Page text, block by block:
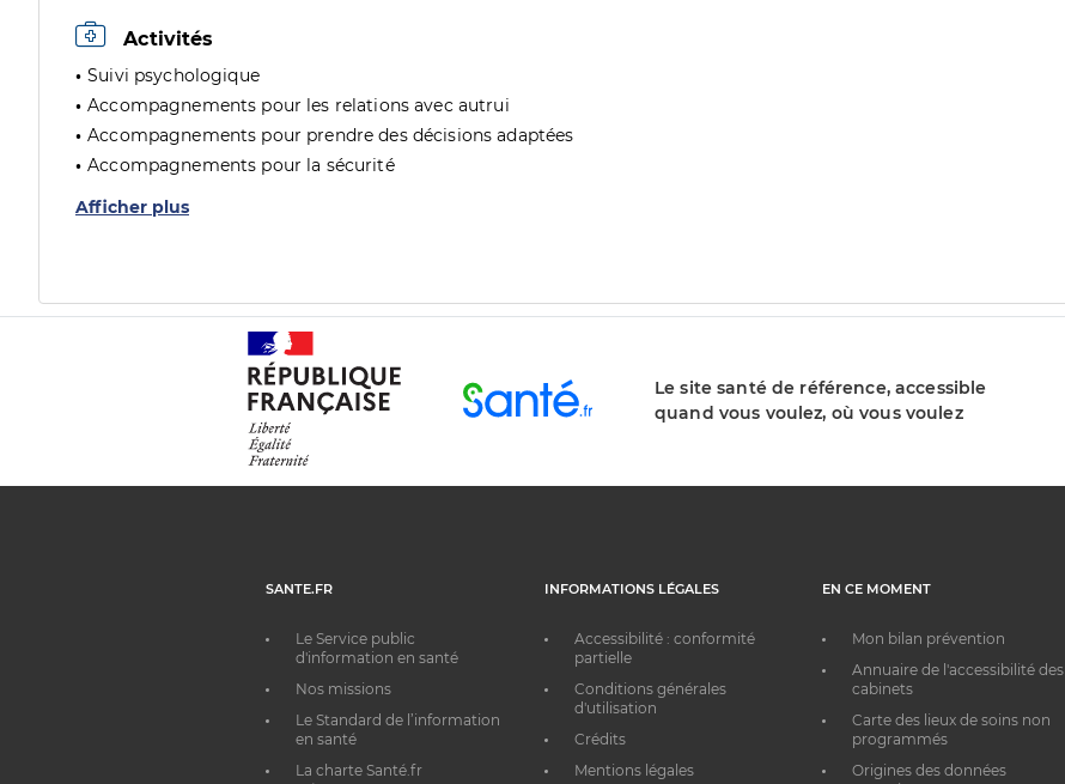
Activités
Suivi psychologique
Accompagnements pour les relations avec autrui
Accompagnements pour prendre des décisions adaptées
Accompagnements pour la sécurité
Afficher plus
Le site santé de référence, accessible
quand vous voulez, où vous voulez
SANTE.FR
Le Service public
d'information en santé
Nos missions
Le Standard de l’information
en santé
La charte Santé.fr
INFORMATIONS LÉGALES
Accessibilité : conformité
partielle
Conditions générales
d'utilisation
Crédits
Mentions légales
EN CE MOMENT
Mon bilan prévention
Annuaire de l'accessibilité des
cabinets
Carte des lieux de soins non
programmés
Origines des données